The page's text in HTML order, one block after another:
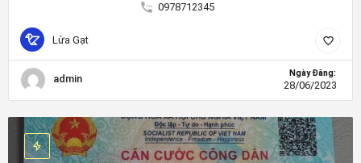
0978712345
Lừa Gạt
admin Ngày Đăng:
28/06/2023